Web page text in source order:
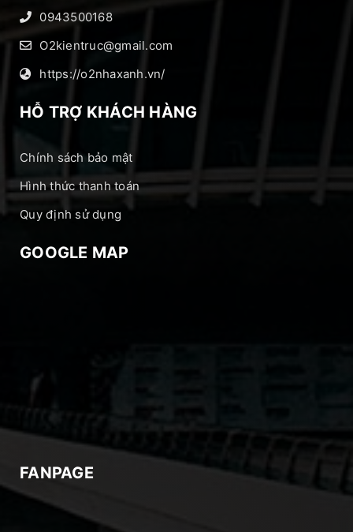
0943500168
O2kientruc@gmail.com
https://o2nhaxanh.vn/
HỖ TRỢ KHÁCH HÀNG
Chính sách bảo mật
Hình thức thanh toán
Quy định sử dụng
GOOGLE MAP
FANPAGE